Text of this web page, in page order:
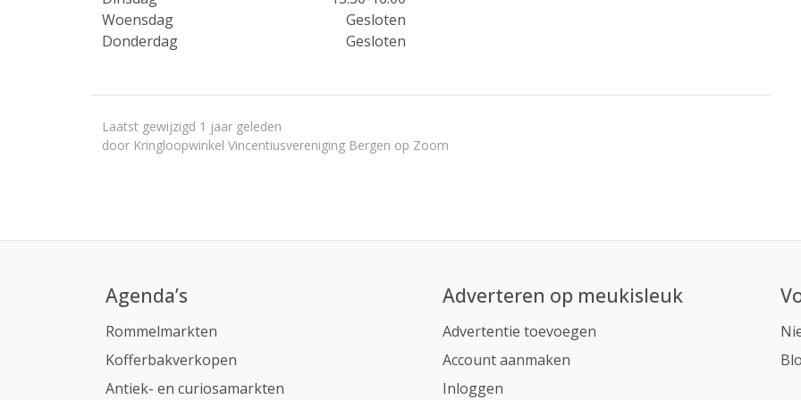
Woensdag
Gesloten
Donderdag
Gesloten
Laatst gewijzigd 1 jaar geleden
door Kringloopwinkel Vincentiusvereniging Bergen op Zoom
Agenda’s
Rommelmarkten
Kofferbakverkopen
Antiek- en curiosamarkten
Adverteren op meukisleuk
Advertentie toevoegen
Account aanmaken
Inloggen